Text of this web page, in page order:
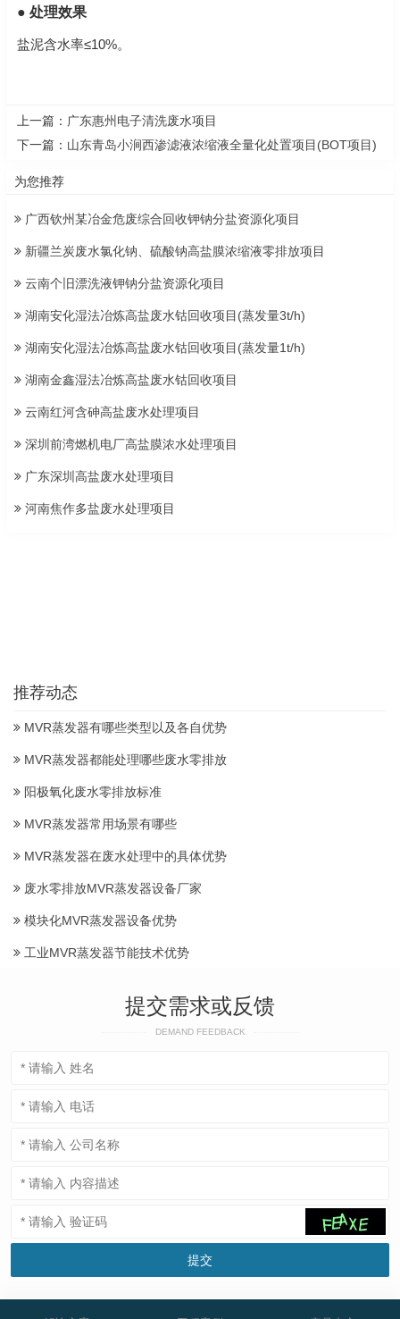
● 处理效果
盐泥含水率≤10%。
上一篇： 广东惠州电子清洗废水项目
下一篇： 山东青岛小涧西渗滤液浓缩液全量化处置项目(BOT项目)
为您推荐
广西钦州某冶金危废综合回收钾钠分盐资源化项目
新疆兰炭废水氯化钠、硫酸钠高盐膜浓缩液零排放项目
云南个旧漂洗液钾钠分盐资源化项目
湖南安化湿法冶炼高盐废水钴回收项目(蒸发量3t/h)
湖南安化湿法冶炼高盐废水钴回收项目(蒸发量1t/h)
湖南金鑫湿法冶炼高盐废水钴回收项目
云南红河含砷高盐废水处理项目
深圳前湾燃机电厂高盐膜浓水处理项目
广东深圳高盐废水处理项目
河南焦作多盐废水处理项目
推荐动态
MVR蒸发器有哪些类型以及各自优势
MVR蒸发器都能处理哪些废水零排放
阳极氧化废水零排放标准
MVR蒸发器常用场景有哪些
MVR蒸发器在废水处理中的具体优势
废水零排放MVR蒸发器设备厂家
模块化MVR蒸发器设备优势
工业MVR蒸发器节能技术优势
提交需求或反馈
DEMAND FEEDBACK